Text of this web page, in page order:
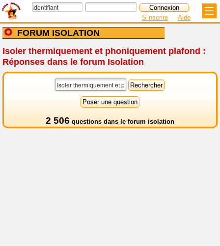
FORUM ISOLATION
S'inscrire Aide
Isoler thermiquement et phoniquement plafond :
Réponses dans le forum Isolation
2 506 questions dans le forum isolation